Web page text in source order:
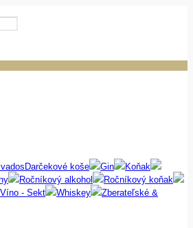
Darčekové koše Gin
Koňak
Ročníkový alkohol
Ročníkový koňak
Víno - Sekt Whiskey
Zberateľské &